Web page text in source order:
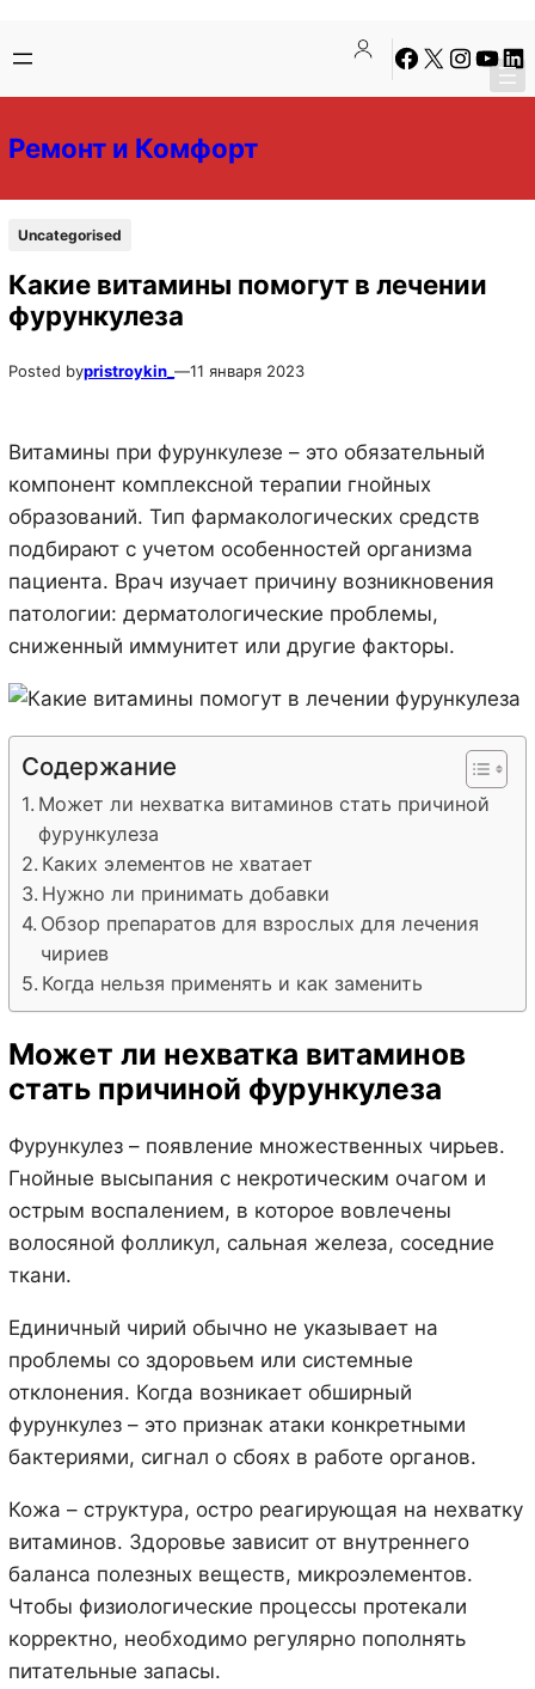
содержимому
содержимому
Facebook
X Instagram
Ремонт и Комфорт
Uncategorised
Какие витамины помогут в лечении
фурункулеза
Posted bypristroykin_ —11 января 2023
Витамины при фурункулезе – это обязательный
компонент комплексной терапии гнойных
образований. Тип фармакологических средств
подбирают с учетом особенностей организма
пациента. Врач изучает причину возникновения
патологии: дерматологические проблемы,
сниженный иммунитет или другие факторы.
Содержание
Может ли нехватка витаминов стать причиной
фурункулеза
Каких элементов не хватает
Нужно ли принимать добавки
Обзор препаратов для взрослых для лечения
чириев
Когда нельзя применять и как заменить
Может ли нехватка витаминов
стать причиной фурункулеза
Фурункулез – появление множественных чирьев.
Гнойные высыпания с некротическим очагом и
острым воспалением, в которое вовлечены
волосяной фолликул, сальная железа, соседние
ткани.
Единичный чирий обычно не указывает на
проблемы со здоровьем или системные
отклонения. Когда возникает обширный
фурункулез – это признак атаки конкретными
бактериями, сигнал о сбоях в работе органов.
Кожа – структура, остро реагирующая на нехватку
витаминов. Здоровье зависит от внутреннего
баланса полезных веществ, микроэлементов.
Чтобы физиологические процессы протекали
корректно, необходимо регулярно пополнять
питательные запасы.